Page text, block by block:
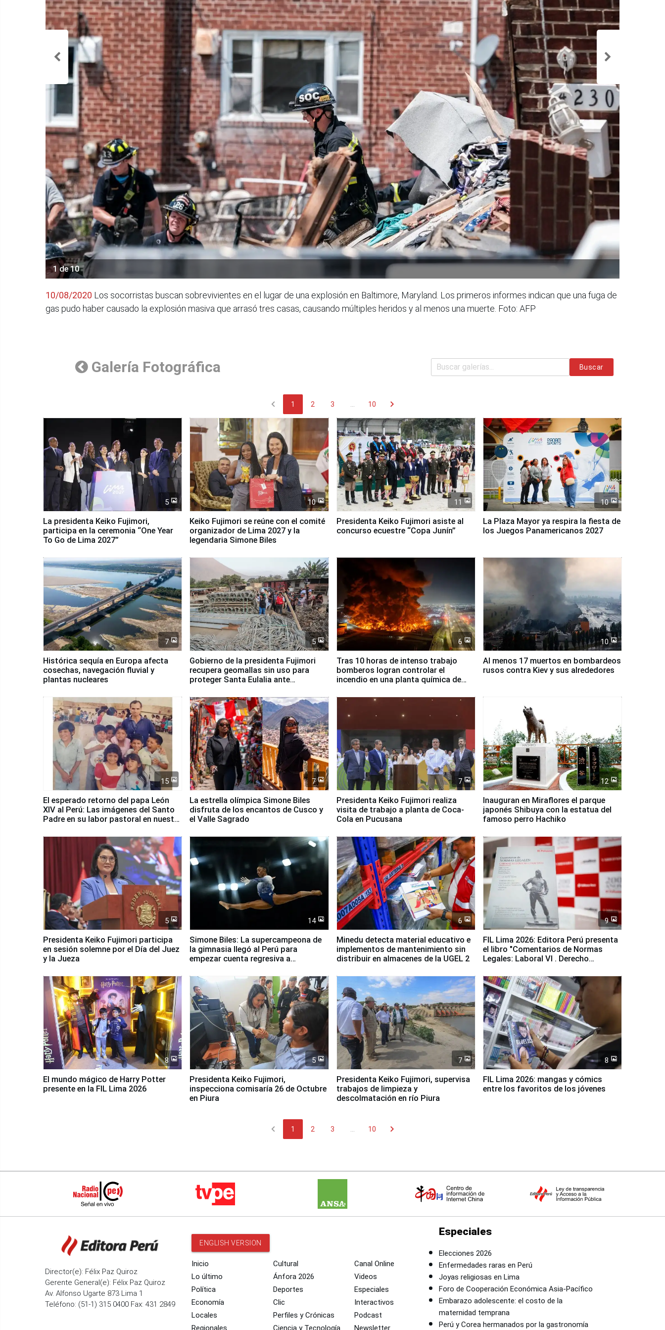
1 de 10
10/08/2020 Los socorristas buscan sobrevivientes en el lugar de una explosión en Baltimore, Maryland. Los primeros informes indican que una fuga de
gas pudo haber causado la explosión masiva que arrasó tres casas, causando múltiples heridos y al menos una muerte. Foto: AFP
Galería Fotográfica Buscar
chevron_left 1 2 3 10 chevron_right
5
La presidenta Keiko Fujimori,
participa en la ceremonia “One Year
To Go de Lima 2027”
10
Keiko Fujimori se reúne con el comité
organizador de Lima 2027 y la
legendaria Simone Biles
11
Presidenta Keiko Fujimori asiste al
concurso ecuestre “Copa Junín”
10
La Plaza Mayor ya respira la fiesta de
los Juegos Panamericanos 2027
7
Histórica sequía en Europa afecta
cosechas, navegación fluvial y
plantas nucleares
5
Gobierno de la presidenta Fujimori
recupera geomallas sin uso para
proteger Santa Eulalia ante
6
Tras 10 horas de intenso trabajo
bomberos logran controlar el
incendio en una planta química de
10
Al menos 17 muertos en bombardeos
rusos contra Kiev y sus alrededores
15
El esperado retorno del papa León
XIV al Perú: Las imágenes del Santo
Padre en su labor pastoral en nuestro
7
La estrella olímpica Simone Biles
disfruta de los encantos de Cusco y
el Valle Sagrado
7
Presidenta Keiko Fujimori realiza
visita de trabajo a planta de Coca-
Cola en Pucusana
12
Inauguran en Miraflores el parque
japonés Shibuya con la estatua del
famoso perro Hachiko
5
Presidenta Keiko Fujimori participa
en sesión solemne por el Día del Juez
y la Jueza
14
Simone Biles: La supercampeona de
la gimnasia llegó al Perú para
empezar cuenta regresiva a
6
Minedu detecta material educativo e
implementos de mantenimiento sin
distribuir en almacenes de la UGEL 2
9
FIL Lima 2026: Editora Perú presenta
el libro "Comentarios de Normas
Legales: Laboral Vl . Derecho
8
El mundo mágico de Harry Potter
presente en la FIL Lima 2026
5
Presidenta Keiko Fujimori,
inspecciona comisaría 26 de Octubre
en Piura
7
Presidenta Keiko Fujimori, supervisa
trabajos de limpieza y
descolmatación en río Piura
8
FIL Lima 2026: mangas y cómics
entre los favoritos de los jóvenes
chevron_left 1 2 3 10 chevron_right
Director(e): Félix Paz Quiroz
Gerente General(e): Félix Paz Quiroz
Av. Alfonso Ugarte 873 Lima 1
Teléfono: (51-1) 315 0400 Fax: 431 2849
ENGLISH VERSION
Inicio
Lo último
Política
Economía
Locales
Regionales
Cultural
Ánfora 2026
Deportes
Clic
Perfiles y Crónicas
Ciencia y Tecnología
Canal Online
Videos
Especiales
Interactivos
Podcast
Newsletter
Especiales
Elecciones 2026
Enfermedades raras en Perú
Joyas religiosas en Lima
Foro de Cooperación Económica Asia-Pacífico
Embarazo adolescente: el costo de la
maternidad temprana
Perú y Corea hermanados por la gastronomía